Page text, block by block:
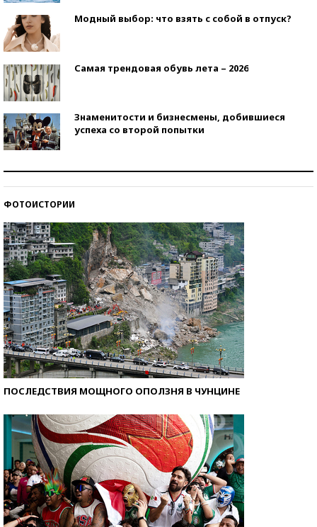
Модный выбор: что взять с собой в отпуск?
Самая трендовая обувь лета – 2026
Знаменитости и бизнесмены, добившиеся
успеха со второй попытки
ФОТОИСТОРИИ
ПОСЛЕДСТВИЯ МОЩНОГО ОПОЛЗНЯ В ЧУНЦИНЕ